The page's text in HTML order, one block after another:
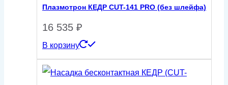
Плазмотрон КЕДР CUT-141 PRO (без шлейфа)
16 535 ₽
В корзину